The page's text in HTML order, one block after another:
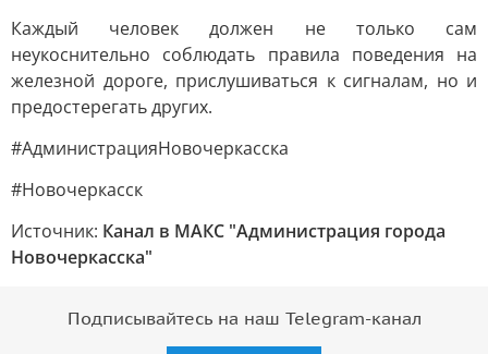
Каждый человек должен не только сам
неукоснительно соблюдать правила поведения на
железной дороге, прислушиваться к сигналам, но и
предостерегать других.
#АдминистрацияНовочеркасска
#Новочеркасск
Источник: Канал в МАКС "Администрация города
Новочеркасска"
Подписывайтесь на наш Telegram-канал